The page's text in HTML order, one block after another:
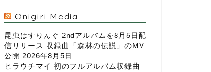
Onigiri Media
昆虫はすりんぐ 2ndアルバムを8月5日配
信リリース 収録曲「森林の伝説」のMV
公開 2026年8月5日
ヒラウチマイ 初のフルアルバム収録曲